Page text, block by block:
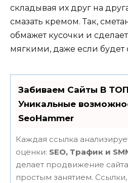
складывая их друг на
смазать кремом. Так,
обмажет кусочки и
мягкими, даже если
Забиваем Сайты В
Уникальные
SeoHammer
Каждая ссылка
оценки: SEO, Трафик и
делает продвижение
простым занятием.